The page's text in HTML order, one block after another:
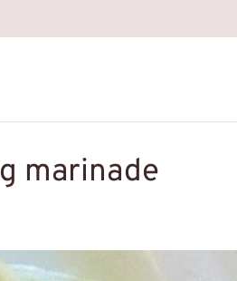
marinade